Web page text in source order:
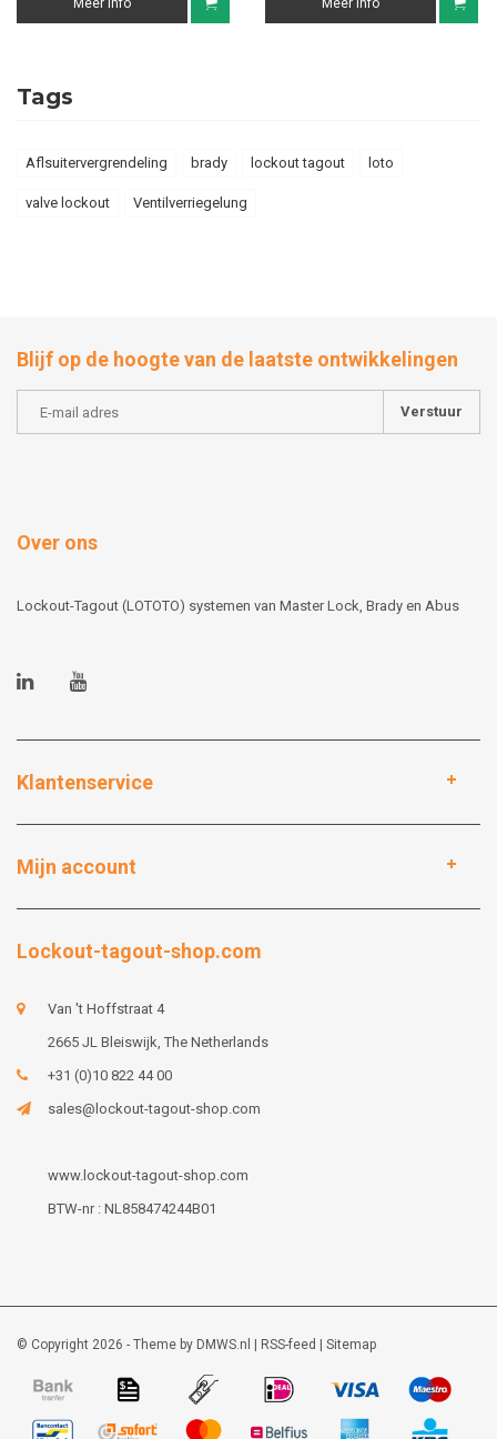
Meer info Meer info
Tags
Aflsuitervergrendeling brady lockout tagout loto
valve lockout Ventilverriegelung
Blijf op de hoogte van de laatste ontwikkelingen
Verstuur
Over ons
Lockout-Tagout (LOTOTO) systemen van Master Lock, Brady en Abus
Klantenservice
Mijn account
Lockout-tagout-shop.com
Van 't Hoffstraat 4
2665 JL Bleiswijk, The Netherlands
+31 (0)10 822 44 00
sales@lockout-tagout-shop.com
www.lockout-tagout-shop.com
BTW-nr : NL858474244B01
© Copyright 2026 - Theme by DMWS.nl RSS-feed Sitemap